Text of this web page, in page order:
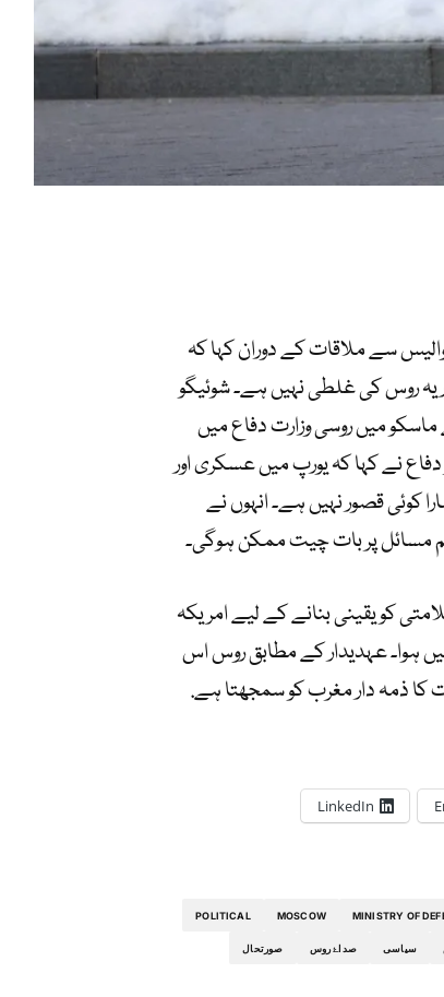
سے ملاقات کے دوران کہا کہ
یہ روس کی غلطی نہیں ہے۔ شوئیگو
میں روسی وزارت دفاع میں
نے کہا کہ یورپ میں عسکری اور
کوئی قصور نہیں ہے۔ انہوں نے
مسائل پر بات چیت ممکن ہوگی۔
کو یقینی بنانے کے لیے امریکہ
ہوا۔ عہدیدار کے مطابق روس اس
کا ذمہ دار مغرب کو سمجھتا ہے.
LinkedIn
MINISTRY OF
MOSCOW
POLITICAL
سیاسی صداۓ روس صورتحال